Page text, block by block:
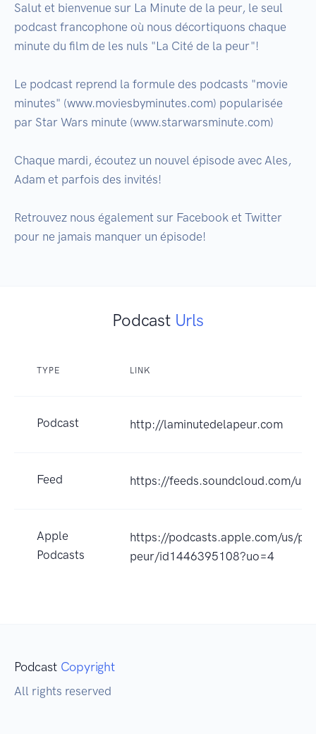
Salut et bienvenue sur La Minute de la peur, le seul
podcast francophone où nous décortiquons chaque
minute du film de les nuls "La Cité de la peur"!
Le podcast reprend la formule des podcasts "movie
minutes" (www.moviesbyminutes.com) popularisée
par Star Wars minute (www.starwarsminute.com)
Chaque mardi, écoutez un nouvel épisode avec Ales,
Adam et parfois des invités!
Retrouvez nous également sur Facebook et Twitter
pour ne jamais manquer un épisode!
Podcast Urls
TYPE LINK
Podcast http://laminutedelapeur.com
Feed https://feeds.soundcloud.com/
Apple
Podcasts
https://podcasts.apple.com/us/
peur/id1446395108?uo=4
Podcast Copyright
All rights reserved